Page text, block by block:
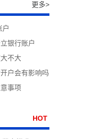
更多>
户
银行账户
不大
户会有影响吗
事项
HOT